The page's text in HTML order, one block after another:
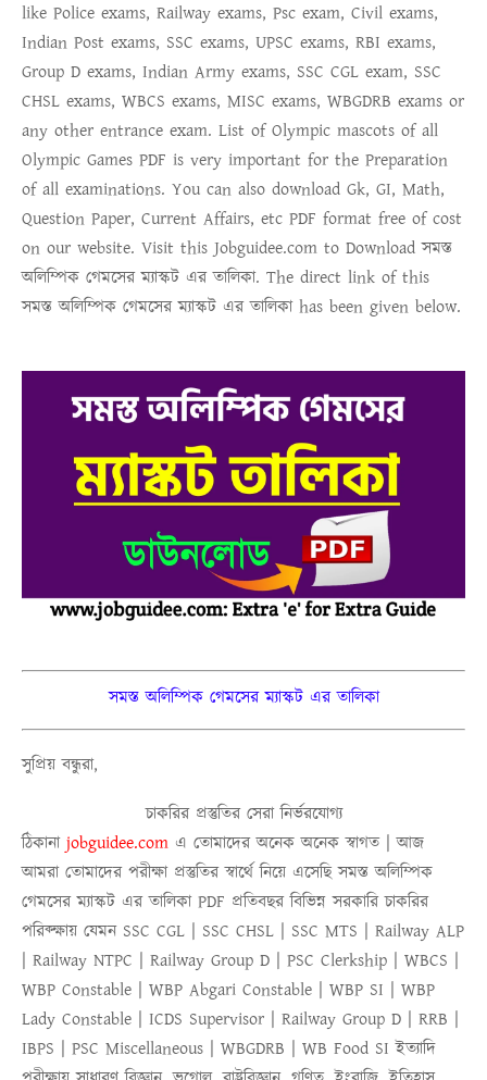
like Police exams, Railway exams, Psc exam, Civil exams,
Indian Post exams, SSC exams, UPSC exams, RBI exams,
Group D exams, Indian Army exams, SSC CGL exam, SSC
CHSL exams, WBCS exams, MISC exams, WBGDRB exams or
any other entrance exam. List of Olympic mascots of all
Olympic Games PDF is very important for the Preparation
of all examinations. You can also download Gk, GI, Math,
Question Paper, Current Affairs, etc PDF format free of cost
on our website. Visit this Jobguidee.com to Downloadসমস্ত
অলিম্পিক গেমসের ম্যাস্কট এর তালিকা. The direct link of this
সমস্ত অলিম্পিক গেমসের ম্যাস্কট এর তালিকাhas been given below.
সমস্ত অলিম্পিক গেমসের ম্যাস্কট এর তালিকা
সুপ্রিয় বন্ধুরা,
চাকরির প্রস্তুতির সেরা নির্ভরযোগ্য
ঠিকানা jobguidee.com এ তোমাদের অনেক অনেক স্বাগত | আজ
আমরা তোমাদের পরীক্ষা প্রস্তুতির স্বার্থে নিয়ে এসেছিসমস্ত অলিম্পিক
গেমসের ম্যাস্কট এর তালিকা PDF প্রতিবছর বিভিন্ন সরকারি চাকরির
পরিক্ক্ষায় যেমন SSC CGL | SSC CHSL | SSC MTS | Railway ALP
| Railway NTPC | Railway Group D | PSC Clerkship | WBCS |
WBP Constable | WBP Abgari Constable | WBP SI | WBP
Lady Constable | ICDS Supervisor | Railway Group D | RRB |
IBPS | PSC Miscellaneous | WBGDRB | WB Food SI ইত্যাদি